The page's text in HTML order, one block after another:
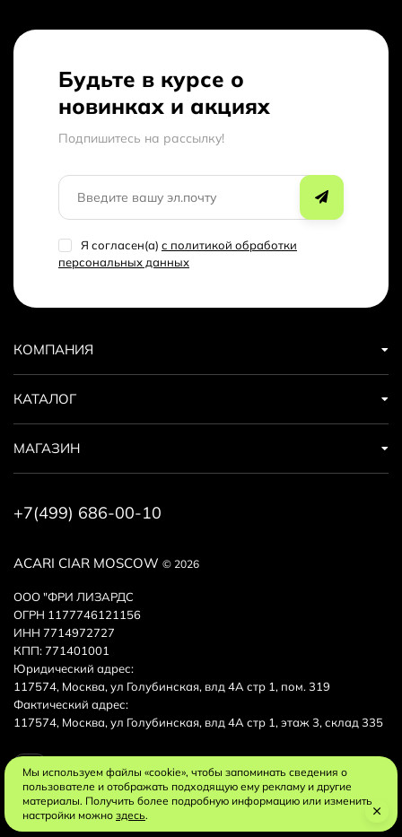
Будьте в курсе о
новинках и акциях
Подпишитесь на рассылкy!
Я согласен(a) с политикой обработки
персональных данных
ACARI CIAR MOSCOW © 2026
ООО "ФРИ ЛИЗАРДС
ОГРН 1177746121156
ИНН 7714972727
КПП: 771401001
Юридический адрес:
117574, Москва, ул Голубинская, влд 4А стр 1, пом. 319
Фактический адрес:
117574, Москва, ул Голубинская, влд 4А стр 1, этаж 3, склад 335
КОМПАНИЯ
КАТАЛОГ
МАГАЗИН
+7(499) 686-00-10
Мы используем файлы «cookie», чтобы запоминать сведения о
пользователе и отображать подходящую ему рекламу и другие
материалы. Получить более подробную информацию или изменить
настройки можно здесь.